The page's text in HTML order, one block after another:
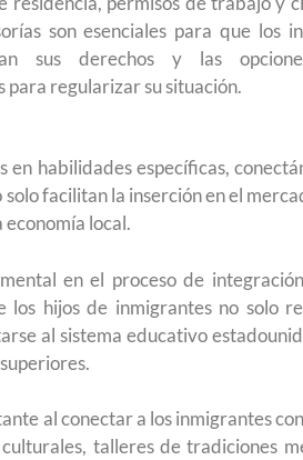
son esenciales para que los
sus derechos y las
para regularizar su situación.
habilidades específicas,
facilitan la inserción en el
local.
en el proceso de
hijos de inmigrantes no solo
al sistema educativo
al conectar a los inmigrantes
talleres de tradiciones
Conoce los cursos de construcción
para el Empleo